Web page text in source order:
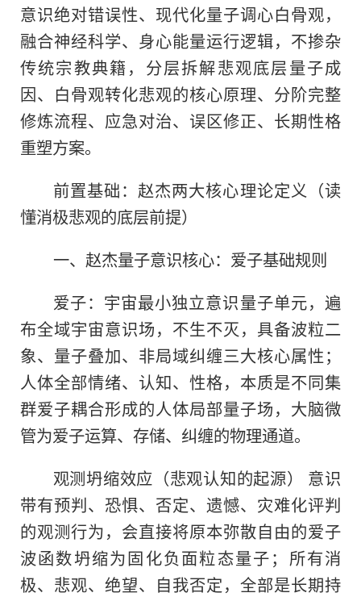
意识绝对错误性、现代化量子调心白骨观，
融合神经科学、身心能量运行逻辑，不掺杂
传统宗教典籍，分层拆解悲观底层量子成
因、白骨观转化悲观的核心原理、分阶完整
修炼流程、应急对治、误区修正、长期性格
重塑方案。
前置基础：赵杰两大核心理论定义（读
懂消极悲观的底层前提）
一、赵杰量子意识核心：爱子基础规则
爱子：宇宙最小独立意识量子单元，遍
布全域宇宙意识场，不生不灭，具备波粒二
象、量子叠加、非局域纠缠三大核心属性；
人体全部情绪、认知、性格，本质是不同集
群爱子耦合形成的人体局部量子场，大脑微
管为爱子运算、存储、纠缠的物理通道。
观测坍缩效应（悲观认知的起源） 意识
带有预判、恐惧、否定、遗憾、灾难化评判
的观测行为，会直接将原本弥散自由的爱子
波函数坍缩为固化负面粒态量子；所有消
极、悲观、绝望、自我否定，全部是长期持